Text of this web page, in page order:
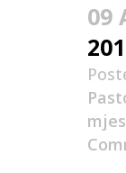
09